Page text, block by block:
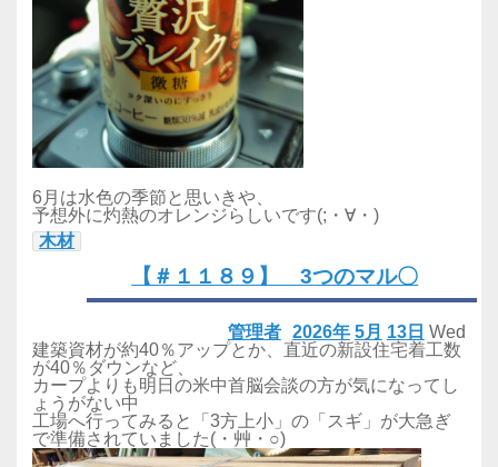
6月は水色の季節と思いきや、
予想外に灼熱のオレンジらしいです(;・∀・)
木材
【＃１１８９】 3つのマル〇
2026年 5月 13日 Wed
管理者
建築資材が約40％アップとか、直近の新設住宅着工数
が40％ダウンなど、
カープよりも明日の米中首脳会談の方が気になってし
ょうがない中
工場へ行ってみると「3方上小」の「スギ」が大急ぎ
で準備されていました(・艸・○)